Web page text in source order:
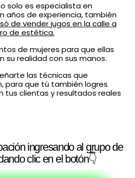
solo es especialista en
años de experiencia, también
de vender jugos en la calle a
de estética.
de mujeres para que ellas
su realidad con sus manos.
las técnicas que
para que tú también logres
tus clientas y resultados reales
ingresando al grupo de
clic en el botón👇